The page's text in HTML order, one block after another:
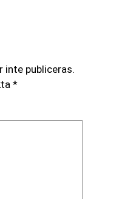
inte publiceras.
*